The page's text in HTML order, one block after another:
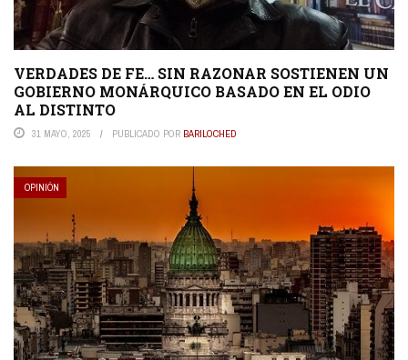
VERDADES DE FE… SIN RAZONAR SOSTIENEN UN
GOBIERNO MONÁRQUICO BASADO EN EL ODIO
AL DISTINTO
31 MAYO, 2025 PUBLICADO POR BARILOCHED
OPINIÓN